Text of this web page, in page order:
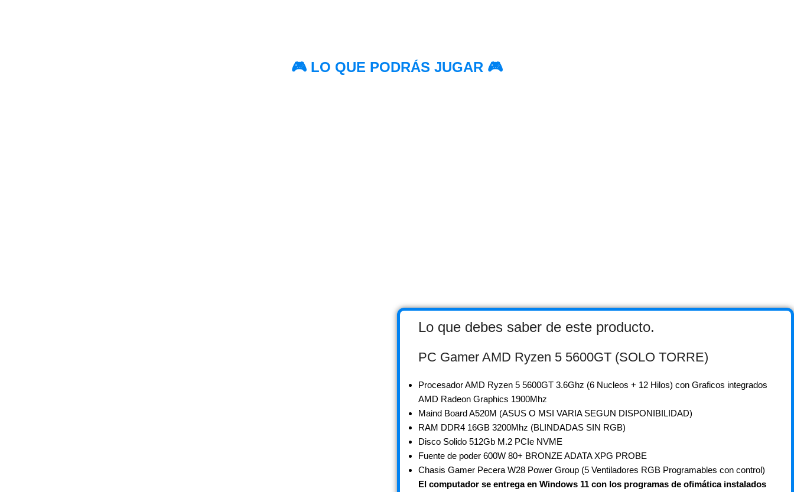
🎮 LO QUE PODRÁS JUGAR 🎮
Lo que debes saber de este producto.
PC Gamer AMD Ryzen 5 5600GT (SOLO TORRE)
Procesador AMD Ryzen 5 5600GT 3.6Ghz (6 Nucleos + 12 Hilos) con Graficos integrados
AMD Radeon Graphics 1900Mhz
Maind Board A520M (ASUS O MSI VARIA SEGUN DISPONIBILIDAD)
RAM DDR4 16GB 3200Mhz (BLINDADAS SIN RGB)
Disco Solido 512Gb M.2 PCIe NVME
Fuente de poder 600W 80+ BRONZE ADATA XPG PROBE
Chasis Gamer Pecera W28 Power Group (5 Ventiladores RGB Programables con control)
El computador se entrega en Windows 11 con los programas de ofimática instalados